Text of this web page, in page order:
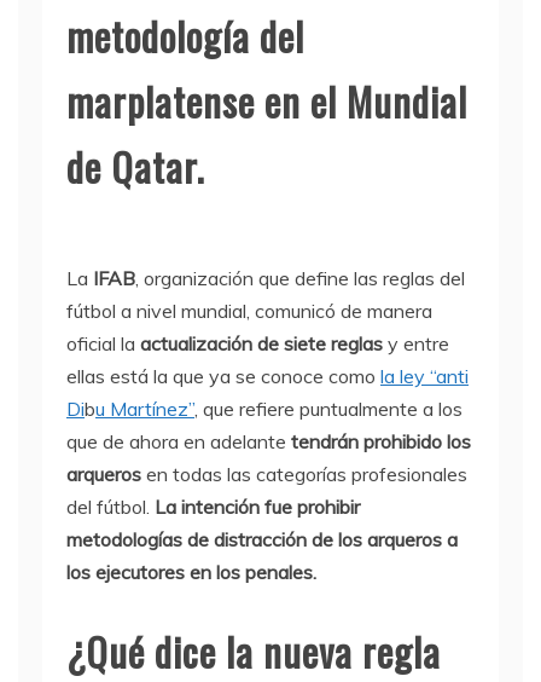
metodología del
marplatense en el Mundial
de Qatar.
La IFAB, organización que define las reglas del
fútbol a nivel mundial, comunicó de manera
oficial la actualización de siete reglas y entre
ellas está la que ya se conoce como la ley “anti
Dibu Martínez”, que refiere puntualmente a los
que de ahora en adelante tendrán prohibido los
arqueros en todas las categorías profesionales
del fútbol. La intención fue prohibir
metodologías de distracción de los arqueros a
los ejecutores en los penales.
¿Qué dice la nueva regla